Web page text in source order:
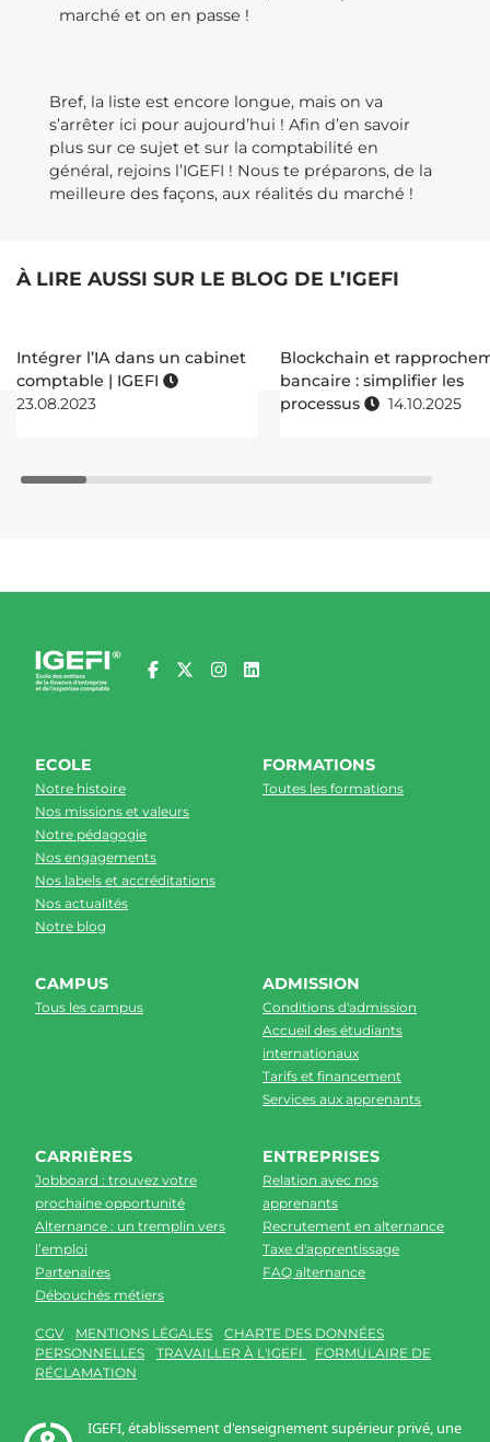
marché et on en passe !
Bref, la liste est encore longue, mais on va
s’arrêter ici pour aujourd’hui ! Afin d’en savoir
plus sur ce sujet et sur la comptabilité en
général, rejoins l’IGEFI ! Nous te préparons, de la
meilleure des façons, aux réalités du marché !
À LIRE AUSSI SUR LE BLOG DE L’IGEFI
Intégrer l’IA dans un cabinet
comptable | IGEFI
23.08.2023
Blockchain et
bancaire : simplifier les
processus
14.10.2025
ECOLE
Notre histoire
Nos missions et valeurs
Notre pédagogie
Nos engagements
Nos labels et accréditations
Nos actualités
Notre blog
FORMATIONS
Toutes les formations
CAMPUS
Tous les campus
ADMISSION
Conditions d'admission
Accueil des étudiants
internationaux
Tarifs et financement
Services aux apprenants
CARRIÈRES
Jobboard : trouvez votre
prochaine opportunité
Alternance : un tremplin vers
l’emploi
Partenaires
Débouchés métiers
ENTREPRISES
Relation avec nos
apprenants
Recrutement en alternance
Taxe d'apprentissage
FAQ alternance
CGV MENTIONS LÉGALES
CHARTE DES DONNÉES
PERSONNELLES
TRAVAILLER À L'IGEFI
FORMULAIRE DE
RÉCLAMATION